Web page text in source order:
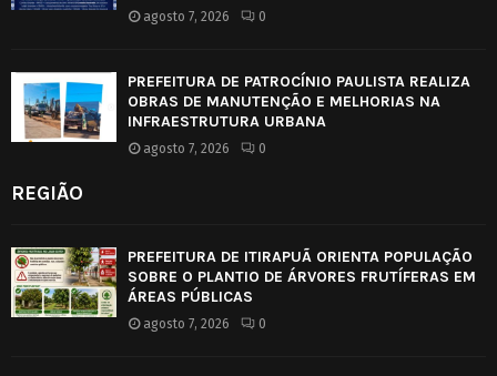
agosto 7, 2026 0
PREFEITURA DE PATROCÍNIO PAULISTA REALIZA
OBRAS DE MANUTENÇÃO E MELHORIAS NA
INFRAESTRUTURA URBANA
agosto 7, 2026 0
REGIÃO
PREFEITURA DE ITIRAPUÃ ORIENTA POPULAÇÃO
SOBRE O PLANTIO DE ÁRVORES FRUTÍFERAS EM
ÁREAS PÚBLICAS
agosto 7, 2026 0